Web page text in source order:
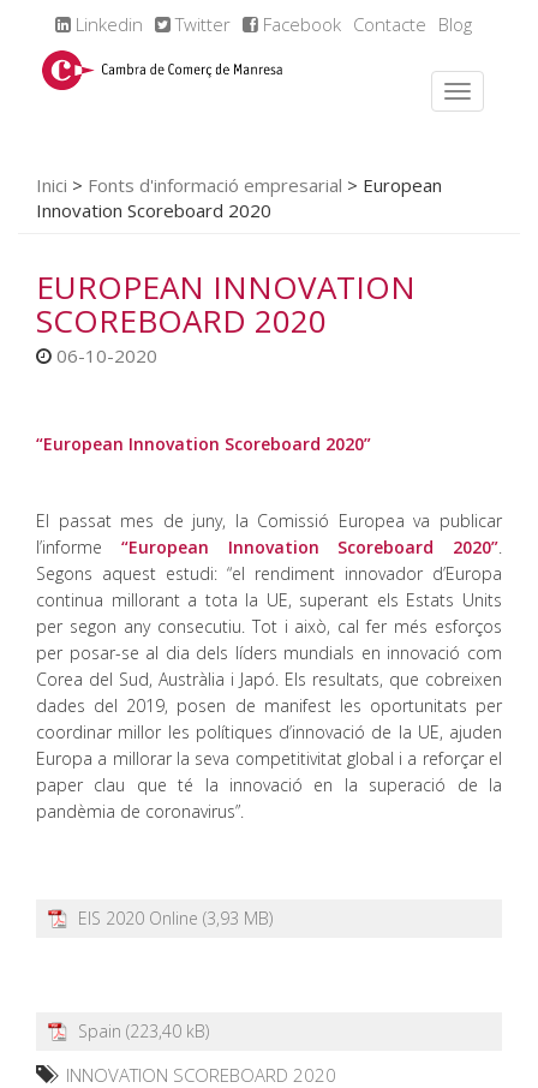
Linkedin Twitter Facebook Contacte Blog
Inici > Fonts d'informació empresarial > European
Innovation Scoreboard 2020
EUROPEAN INNOVATION
SCOREBOARD 2020
06-10-2020
“European Innovation Scoreboard 2020”
El passat mes de juny, la Comissió Europea va publicar
l’informe “European Innovation Scoreboard 2020”.
Segons aquest estudi: “el rendiment innovador d’Europa
continua millorant a tota la UE, superant els Estats Units
per segon any consecutiu. Tot i això, cal fer més esforços
per posar-se al dia dels líders mundials en innovació com
Corea del Sud, Austràlia i Japó. Els resultats, que cobreixen
dades del 2019, posen de manifest les oportunitats per
coordinar millor les polítiques d’innovació de la UE, ajuden
Europa a millorar la seva competitivitat global i a reforçar el
paper clau que té la innovació en la superació de la
pandèmia de coronavirus”.
EIS 2020 Online
Spain
INNOVATION SCOREBOARD 2020